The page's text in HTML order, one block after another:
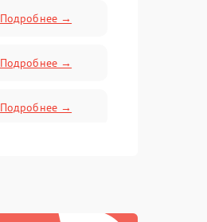
Подробнее →
Подробнее →
Подробнее →